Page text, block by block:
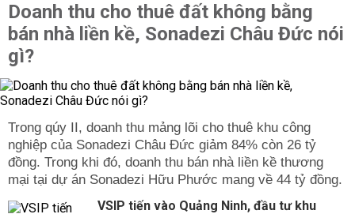
Doanh thu cho thuê đất không bằng
bán nhà liền kề, Sonadezi Châu Đức nói
gì?
Trong qúy II, doanh thu mảng lõi cho thuê khu công
nghiệp của Sonadezi Châu Đức giảm 84% còn 26 tỷ
đồng. Trong khi đó, doanh thu bán nhà liền kề thương
mại tại dự án Sonadezi Hữu Phước mang về 44 tỷ đồng.
VSIP tiến vào Quảng Ninh, đầu tư khu